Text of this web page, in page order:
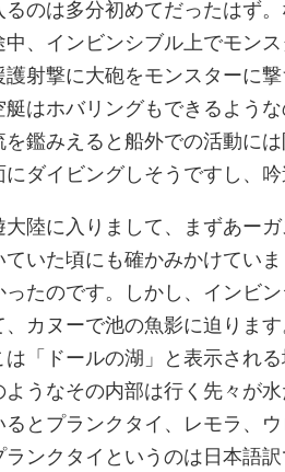
るのは多分初めてだったはず
中、インビンシブル上でモン
護射撃に大砲をモンスターに
艇はホバリングもできるよう
を鑑みえると船外での活動に
ダイビングしそうですし、
大陸に入りまして、まずあー
ていた頃にも確かみかけてい
ったのです。しかし、インビ
カヌーで池の魚影に迫ります
は「ドールの湖」と表示され
ようなその内部は行く先々が
るとプランクタイ、レモラ、
ランクタイというのは日本語